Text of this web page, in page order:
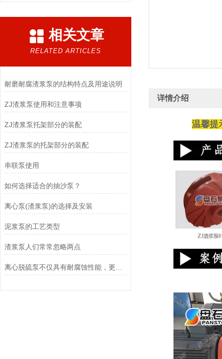
相关文章
RELATED ARTICLES
耐磨耐腐渣浆泵的结构特点及用途说明
ZJ渣浆泵使用和注意事项
ZJ渣浆泵托架部分的装配
ZJ渣浆泵的托架部分的装配
串联泵使用
如何选择适合的抽沙泵？
离心泵(渣浆泵)的选择及安装
泥浆泵的工艺类型
渣浆泵人们常常忽略两点
详情介绍
温馨提